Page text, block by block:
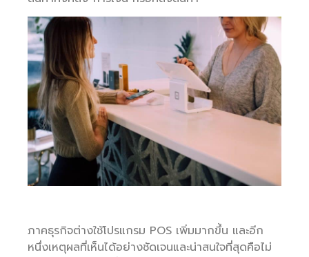
ภาคธุรกิจต่างใช้โปรแกรม POS เพิ่มมากขึ้น และอีก
หนึ่งเหตุผลที่เห็นได้อย่างชัดเจนและน่าสนใจที่สุดคือไม่